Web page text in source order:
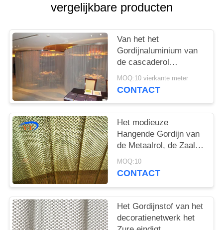
vergelijkbare producten
Van het het
Gordijnaluminium van
de cascaderol
Architecturaal de
Legeringsmateriaal
MOQ:10 vierkante meter
CONTACT
Het modieuze
Hangende Gordijn van
de Metaalrol, de Zaal
van het de
Stoffengordijn van het
MOQ:10
CONTACT
Het Gordijnstof van het
decoratienetwerk het